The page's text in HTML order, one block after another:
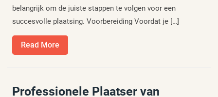
belangrijk om de juiste stappen te volgen voor een
succesvolle plaatsing. Voorbereiding Voordat je […]
Read More
More
Professionele Plaatser van